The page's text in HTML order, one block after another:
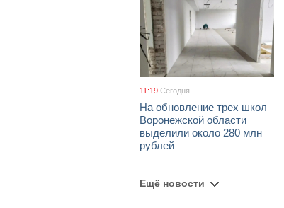
11:19 Сегодня
На обновление трех школ
Воронежской области
выделили около 280 млн
рублей
Ещё новости